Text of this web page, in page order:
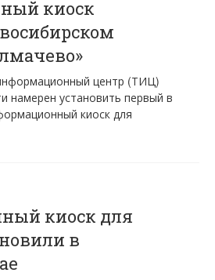
киоск
центр (ТИЦ)
намерен установить первый в
киоск для
киоск для
в